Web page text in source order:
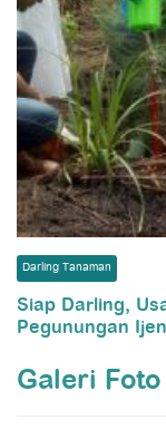
Darling Tanaman
Siap Darling,
Pegunungan Ijen
Galeri Foto